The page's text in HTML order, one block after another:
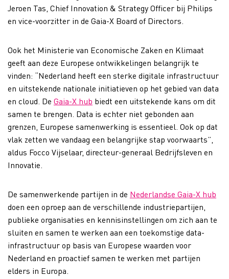
Jeroen Tas, Chief Innovation & Strategy Officer bij Philips
en vice-voorzitter in de Gaia-X Board of Directors.
Ook het Ministerie van Economische Zaken en Klimaat
geeft aan deze Europese ontwikkelingen belangrijk te
vinden: “Nederland heeft een sterke digitale infrastructuur
en uitstekende nationale initiatieven op het gebied van data
en cloud. De Gaia-X hub biedt een uitstekende kans om dit
samen te brengen. Data is echter niet gebonden aan
grenzen, Europese samenwerking is essentieel. Ook op dat
vlak zetten we vandaag een belangrijke stap voorwaarts”,
aldus Focco Vijselaar, directeur-generaal Bedrijfsleven en
Innovatie.
De samenwerkende partijen in de Nederlandse Gaia-X hub
doen een oproep aan de verschillende industriepartijen,
publieke organisaties en kennisinstellingen om zich aan te
sluiten en samen te werken aan een toekomstige data-
infrastructuur op basis van Europese waarden voor
Nederland en proactief samen te werken met partijen
elders in Europa.